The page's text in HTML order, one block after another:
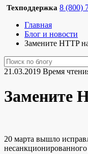
Техподдержка 8 (800)
Главная
Блог и новости
Замените HTTP
21.03.2019 Время
Замените
20 марта вышло